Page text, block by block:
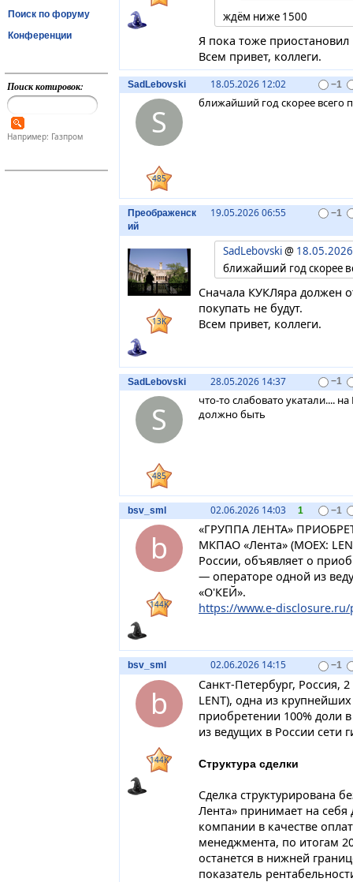
Поиск по форуму
Конференции
Поиск котировок:
Например: Газпром
ждём ниже 1500
Я пока тоже
Всем привет, коллеги.
SadLebovski 18.05.2026 12:02 −1
S
485
ближайший год скорее всего
Преображенск
ий
19.05.2026 06:55 −1
13K
SadLebovski@
ближайший год скорее
Сначала КУКЛяра должен
покупать не будут.
Всем привет, коллеги.
SadLebovski 28.05.2026 14:37 −1
S
485
что-то слабовато укатали....
должно быть
bsv_sml 02.06.2026 14:03 1 −1
b
144K
«ГРУППА ЛЕНТА»
МКПАО «Лента» (MOEX:
России, объявляет о
— операторе одной из
«О'КЕЙ».
https://www.e-disclosure.ru/
bsv_sml 02.06.2026 14:15 −1
b
144K
Санкт-Петербург, Россия,
LENT), одна из
приобретении 100% доли
из ведущих в России сети
Структура сделки
Сделка структурирована
Лента» принимает на себя
компании в качестве
менеджмента, по итогам
останется в нижней
показатель